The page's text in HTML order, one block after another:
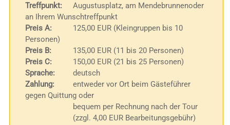
Treffpunkt:
Augustusplatz, am Mendebrunnenoder
an Ihrem Wunschtreffpunkt
Preis A:
125,00 EUR (Kleingruppen bis 10
Personen)
Preis B:
135,00 EUR (11 bis 20 Personen)
Preis C:
150,00 EUR (21 bis 25 Personen)
Sprache:
deutsch
Zahlung:
entweder vor Ort beim Gästeführer
gegen Quittung oder
bequem per Rechnung nach der Tour
(zzgl. 4,00 EUR Bearbeitungsgebühr)